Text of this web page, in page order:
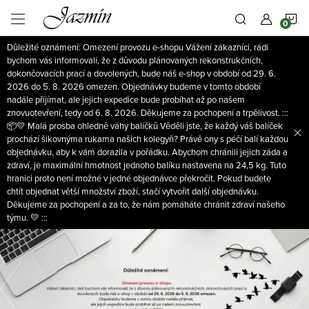
obsah
Důležité oznámení: Omezení provozu e-shopu Vážení zákazníci, rádi
bychom vás informovali, že z důvodu plánovaných rekonstrukčních,
dokončovacích prací a dovolených, bude náš e-shop v období od 29. 6.
2026 do 5. 8. 2026 omezen. Objednávky budeme v tomto období
nadále přijímat, ale jejich expedice bude probíhat až po našem
znovuotevření, tedy od 6. 8. 2026. Děkujeme za pochopení a trpělivost. :::
📦💛 Malá prosba ohledně váhy balíčků Věděli jste, že každý váš balíček
prochází šikovnýma rukama našich kolegyň? Právě ony s péčí balí každou
objednávku, aby k vám dorazila v pořádku. Abychom chránili jejich záda a
zdraví, je maximální hmotnost jednoho balíku nastavena na 24,5 kg. Tuto
hranici proto není možné v jedné objednávce překročit. Pokud budete
chtít objednat větší množství zboží, stačí vytvořit další objednávku.
Děkujeme za pochopení a za to, že nám pomáháte chránit zdraví našeho
týmu. 💛 :::
V
í
t Předchozí